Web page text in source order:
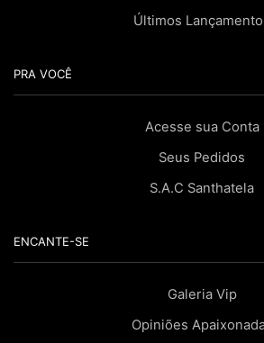
Últimos
PRA VOCÊ
Acesse sua Conta
Seus Pedidos
S.A.C Santhatela
ENCANTE-SE
Galeria Vip
Opiniões